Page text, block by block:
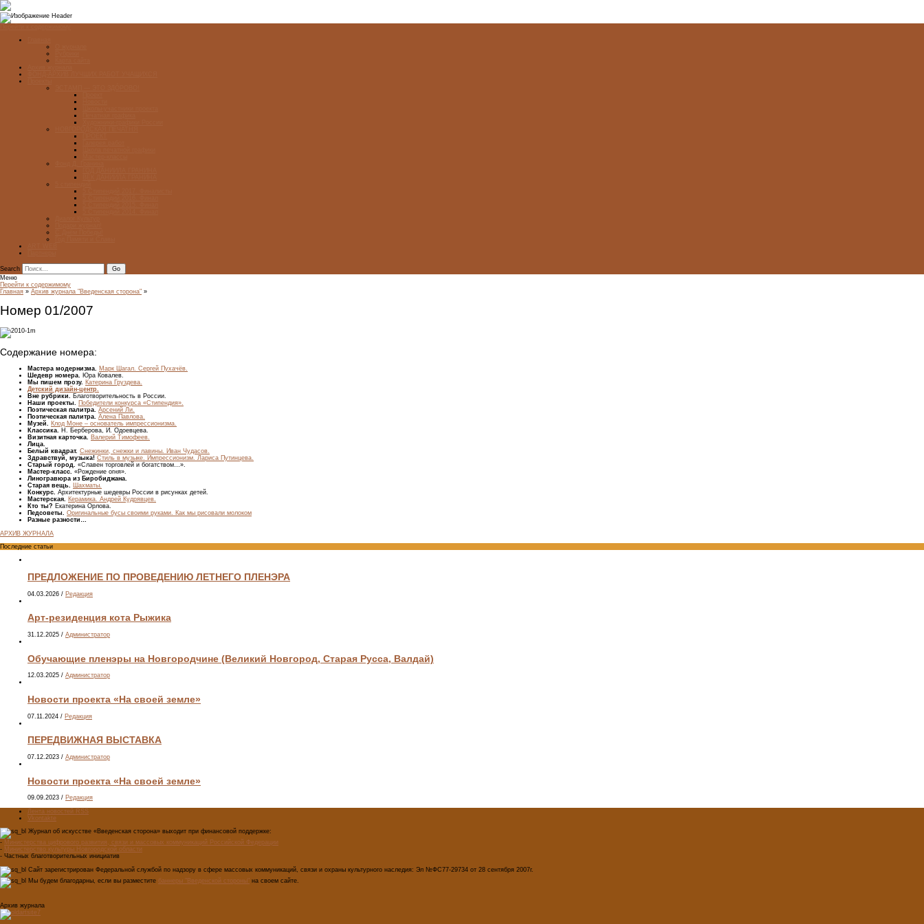
Search
Меню
Перейти к содержимому
Главная » Архив журнала "Введенская сторона" »
Номер 01/2007
Содержание номера:
Мастера модернизма. Марк Шагал. Сергей Пухачёв.
Шедевр номера. Юра Ковалев.
Мы пишем прозу. Катерина Груздева.
Детский дизайн-центр.
Вне рубрики. Благотворительность в России.
Наши проекты. Победители конкурса «Стипендия».
Поэтическая палитра. Арсений Ли.
Поэтическая палитра. Алена Павлова.
Музей. Клод Моне – основатель импрессионизма.
Классика. Н. Берберова, И. Одоевцева.
Визитная карточка. Валерий Тимофеев.
Лица.
Белый квадрат. Снежинки, снежки и лавины. Иван Чудасов.
Здравствуй, музыка! Стиль в музыке. Импрессионизм. Лариса Путинцева.
Старый город. «Славен торговлей и богатством…».
Мастер-класс. «Рождение огня».
Линогравюра из Биробиджана.
Старая вещь. Шахматы.
Конкурс. Архитектурные шедевры России в рисунках детей.
Мастерская. Керамика. Андрей Кудрявцев.
Кто ты? Екатерина Орлова.
Педсоветы. Оригинальные бусы своими руками. Как мы рисовали молоком
Разные разности…
АРХИВ ЖУРНАЛА
Последние статьи
ПРЕДЛОЖЕНИЕ ПО ПРОВЕДЕНИЮ ЛЕТНЕГО ПЛЕНЭРА
04.03.2026 / Редакция
Арт-резиденция кота Рыжика
31.12.2025 / Администратор
Обучающие пленэры на Новгородчине (Великий Новгород, Старая Русса, Валдай)
12.03.2025 / Администратор
Новости проекта «На своей земле»
07.11.2024 / Редакция
ПЕРЕДВИЖНАЯ ВЫСТАВКА
07.12.2023 / Администратор
Новости проекта «На своей земле»
09.09.2023 / Редакция
Лента новостей RSS
Vkontakte
Журнал об искусстве «Введенская сторона» выходит при финансовой поддержке:
- Министерства цифрового развития, связи и массовых коммуникаций Российской Федерации
- Министерство культуры Новгородской области
- Частных благотворительных инициатив
Сайт зарегистрирован Федеральной службой по надзору в сфере массовых коммуникаций, связи и охраны культурного наследия: Эл №ФС77-29734 от 28 сентября 2007г.
Мы будем благодарны, если вы разместите баннеры "Введенской стороны" на своем сайте.
Архив журнала